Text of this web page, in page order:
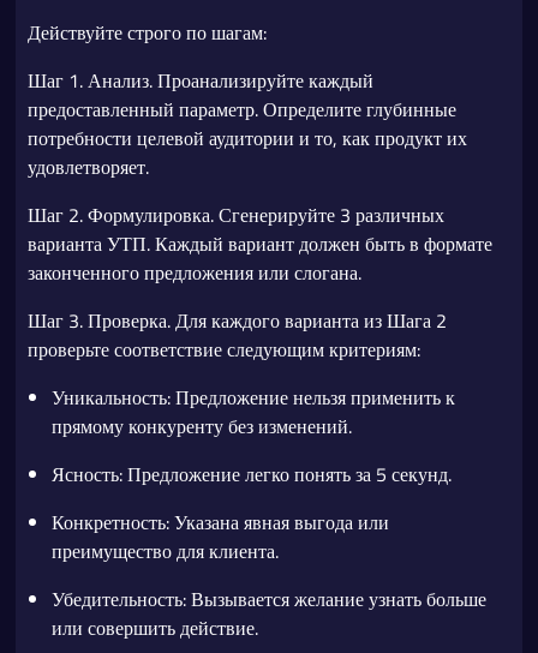
Действуйте строго по шагам:
Шаг 1. Анализ. Проанализируйте каждый
предоставленный параметр. Определите глубинные
потребности целевой аудитории и то, как продукт их
удовлетворяет.
Шаг 2. Формулировка. Сгенерируйте 3 различных
варианта УТП. Каждый вариант должен быть в формате
законченного предложения или слогана.
Шаг 3. Проверка. Для каждого варианта из Шага 2
проверьте соответствие следующим критериям:
Уникальность: Предложение нельзя применить к
прямому конкуренту без изменений.
Ясность: Предложение легко понять за 5 секунд.
Конкретность: Указана явная выгода или
преимущество для клиента.
Убедительность: Вызывается желание узнать больше
или совершить действие.